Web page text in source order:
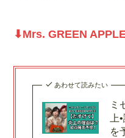
⬇︎Mrs. GREEN
あわせて読みたい
ミ
を